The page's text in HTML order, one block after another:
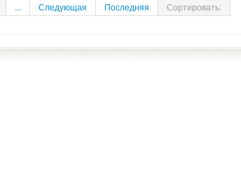
... Следующая Последняя
Сортировать: